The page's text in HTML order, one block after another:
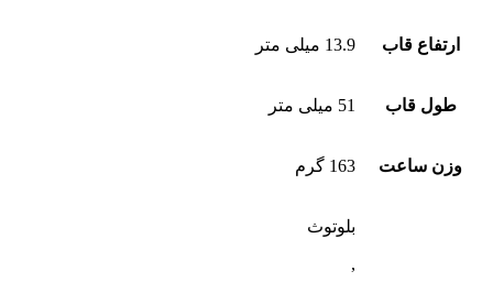
ارتفاع قاب 13.9 میلی متر
طول قاب 51 میلی متر
وزن ساعت 163 گرم
بلوتوث
,